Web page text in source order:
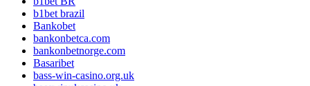
b1bet brazil
Bankobet
bankonbetca.com
bankonbetnorge.com
Basaribet
bass-win-casino.org.uk